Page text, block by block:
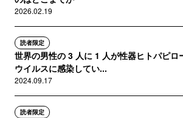
2026.02.19
読者限定
世界の男性の 3 人に 1 人が性器ヒトパピロ
ウイルスに感染してい...
2024.09.17
読者限定